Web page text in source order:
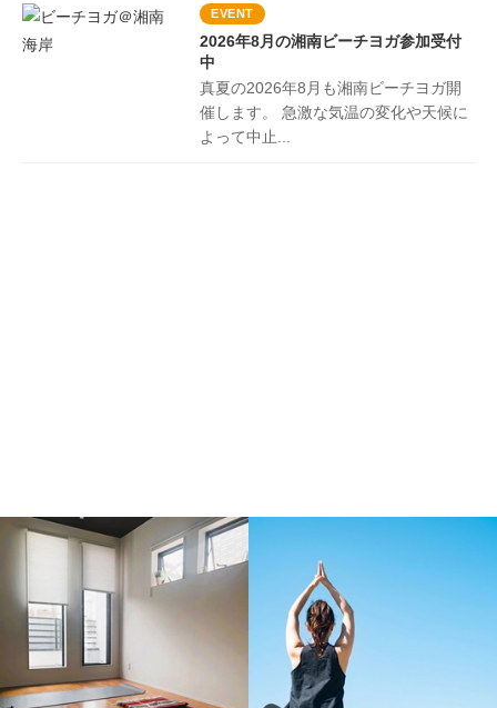
EVENT
2026年8月の湘南ビーチヨガ参加受付
中
真夏の2026年8月も湘南ビーチヨガ開
催します。 急激な気温の変化や天候に
よって中止...